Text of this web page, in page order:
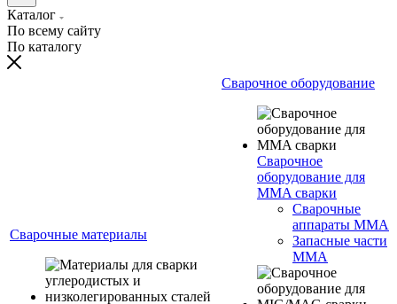
Каталог
По всему сайту
По каталогу
Сварочные материалы
Сварочное оборудование
Сварочное
оборудование для
MMA сварки
Сварочные
аппараты MMA
Запасные части
MMA